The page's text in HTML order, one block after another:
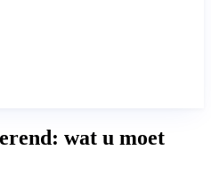
wat u moet